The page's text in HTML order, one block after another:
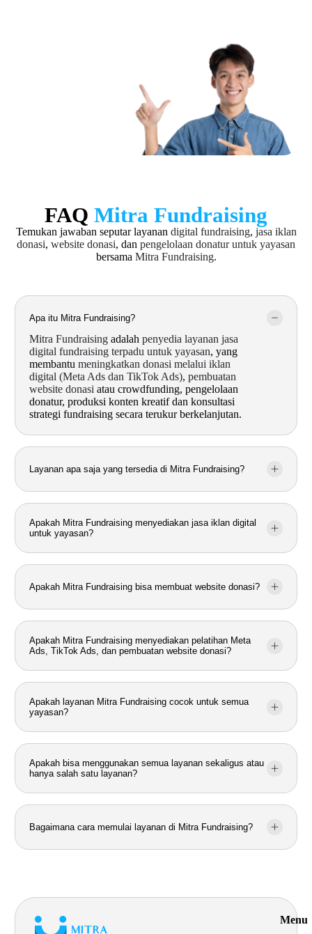
FAQ Mitra Fundraising
Temukan jawaban seputar layanan digital fundraising, jasa iklan
donasi, website donasi, dan pengelolaan donatur untuk yayasan
bersama Mitra Fundraising.
Apa itu Mitra Fundraising?
Mitra Fundraising adalahpenyedia layanan jasa
digital fundraising terpadu untuk yayasan, yang
membantumeningkatkan donasi melalui iklan
digital (Meta Ads dan TikTok Ads),pembuatan
website donasi atau crowdfunding, pengelolaan
donatur, produksi konten kreatif dan konsultasi
strategi fundraising secara terukur berkelanjutan.
Layanan apa saja yang tersedia di Mitra Fundraising?
Apakah Mitra Fundraising menyediakan jasa iklan digital
untuk yayasan?
Apakah Mitra Fundraising bisa membuat website donasi?
Apakah Mitra Fundraising menyediakan pelatihan Meta
Ads, TikTok Ads, dan pembuatan website donasi?
Apakah layanan Mitra Fundraising cocok untuk semua
yayasan?
Apakah bisa menggunakan semua layanan sekaligus atau
hanya salah satu layanan?
Bagaimana cara memulai layanan di Mitra Fundraising?
Menu